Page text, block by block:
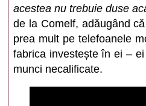
acestea nu trebuie duse
de la Comelf, adăugând
prea mult pe telefoanele
fabrica investește în ei –
munci necalificate.